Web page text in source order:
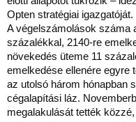
Opten stratégiai igazgatóját.
A végelszámolások száma
százalékkal, 2140-re
növekedés üteme 11
emelkedése ellenére egyre
az utolsó három hónapban
cégalapítási láz.
megalakulását tették